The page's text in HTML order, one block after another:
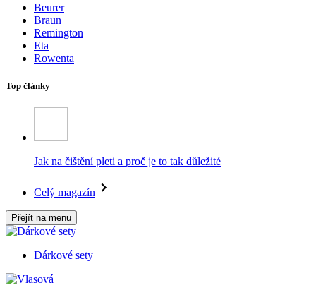
Beurer
Braun
Remington
Eta
Rowenta
Top články
Jak na čištění pleti a proč je to tak důležité
Celý magazín
Přejít na menu
Dárkové sety